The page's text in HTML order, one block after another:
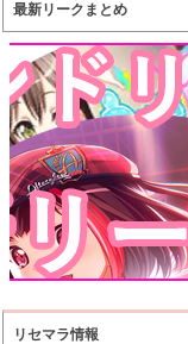
最新リークまとめ
リセマラ情報